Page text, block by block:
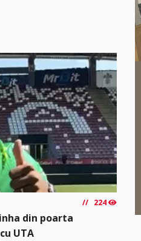
224
din poarta
UTA